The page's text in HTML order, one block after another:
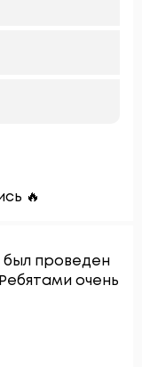
🔥
был проведен
очень